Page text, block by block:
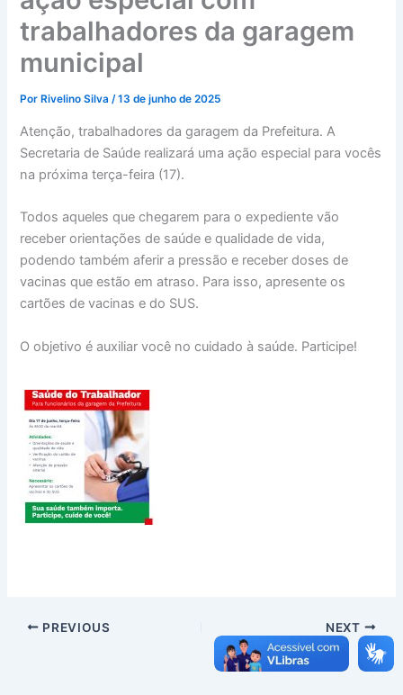
trabalhadores da garagem
municipal
Por Rivelino Silva/13 de junho de 2025
Atenção, trabalhadores da garagem da Prefeitura. A
Secretaria de Saúde realizará uma ação especial para vocês
na próxima terça-feira (17).
Todos aqueles que chegarem para o expediente vão
receber orientações de saúde e qualidade de vida,
podendo também aferir a pressão e receber doses de
vacinas que estão em atraso. Para isso, apresente os
cartões de vacinas e do SUS.
O objetivo é auxiliar você no cuidado à saúde. Participe!
PREVIOUS NEXT